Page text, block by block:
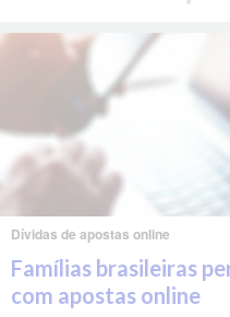
Dívidas de apostas online
Famílias brasileiras
com apostas online